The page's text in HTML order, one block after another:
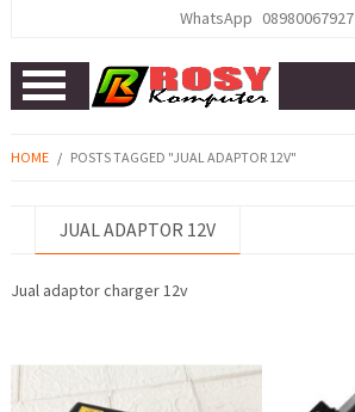
WhatsApp 08980067927
Open
Menu
HOME / POSTS TAGGED "JUAL ADAPTOR 12V"
JUAL ADAPTOR 12V
Jual adaptor charger 12v